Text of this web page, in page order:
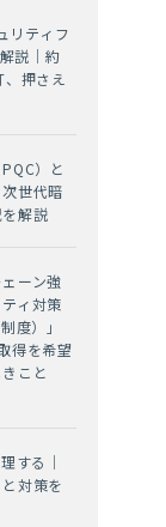
リティフ
説｜約
押さえ
）と
世代暗
解説
ーン強
ィ対策
度）」
得を希望
こと
する｜
対策を